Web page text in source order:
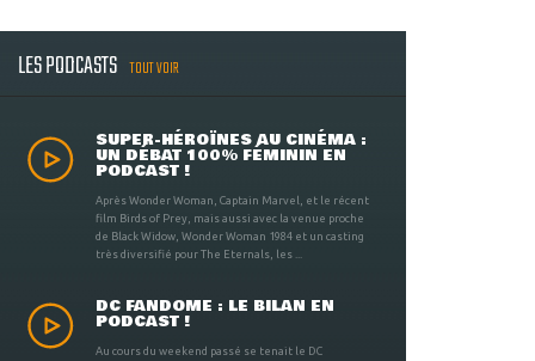
LES PODCASTS TOUT VOIR
SUPER-HÉROÏNES AU CINÉMA :
UN DÉBAT 100% FÉMININ EN
PODCAST !
Après Wonder Woman, Captain Marvel, et le récent
film Birds of Prey, mais aussi avec la venue proche
de Black Widow, Wonder Woman 1984 et un casting
très diversifié pour The Eternals, les ...
DC FANDOME : LE BILAN EN
PODCAST !
Au cours du weekend passé se tenait le DC